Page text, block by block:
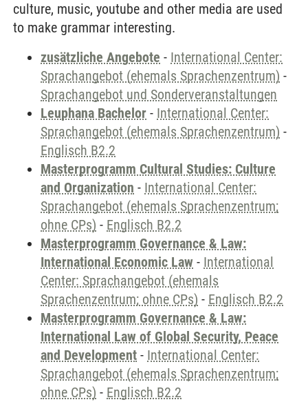
culture, music, youtube and other media are used
to make grammar interesting.
zusätzliche Angebote - International Center:
Sprachangebot (ehemals Sprachenzentrum) -
Sprachangebot und Sonderveranstaltungen
Leuphana Bachelor - International Center:
Sprachangebot (ehemals Sprachenzentrum) -
Englisch B2.2
Masterprogramm Cultural Studies: Culture
and Organization - International Center:
Sprachangebot (ehemals Sprachenzentrum;
ohne CPs) - Englisch B2.2
Masterprogramm Governance & Law:
International Economic Law - International
Center: Sprachangebot (ehemals
Sprachenzentrum; ohne CPs) - Englisch B2.2
Masterprogramm Governance & Law:
International Law of Global Security, Peace
and Development - International Center:
Sprachangebot (ehemals Sprachenzentrum;
ohne CPs) - Englisch B2.2